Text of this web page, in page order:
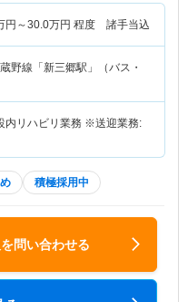
円～30.0万円 程度 諸手当込
野線「新三郷駅」（バス・
内リハビリ業務 ※送迎業務:
積極採用中
問い合わせる